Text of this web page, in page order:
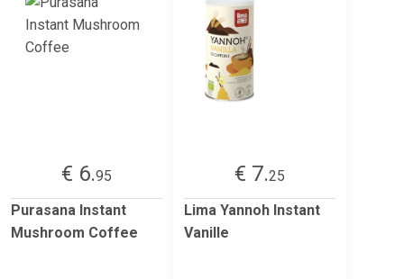
€ 6.95
Purasana Instant
Mushroom Coffee
€ 7.25
Lima Yannoh Instant
Vanille